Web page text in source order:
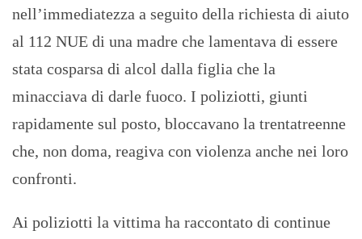
nell’immediatezza a seguito della richiesta di aiuto
al 112 NUE di una madre che lamentava di essere
stata cosparsa di alcol dalla figlia che la
minacciava di darle fuoco. I poliziotti, giunti
rapidamente sul posto, bloccavano la trentatreenne
che, non doma, reagiva con violenza anche nei loro
confronti.
Ai poliziotti la vittima ha raccontato di continue